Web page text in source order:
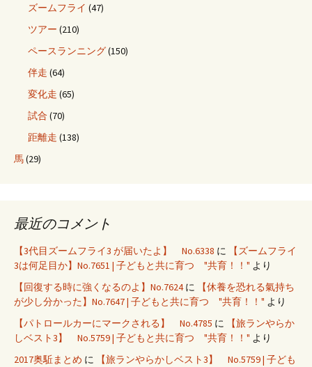
ズームフライ (47)
ツアー (210)
ペースランニング(150)
伴走 (64)
変化走 (65)
試合 (70)
距離走 (138)
馬(29)
最近のコメント
【3代目ズームフライ3 が届いたよ】 No.6338 に
【ズームフライ
3は何足目か】No.7651 | 子どもと共に育つ "共育！！" より
【回復する時に強くなるのよ】No.7624に
【休養を恐れる氣持ち
が少し分かった】No.7647 | 子どもと共に育つ "共育！！" より
【パトロールカーにマークされる】 No.4785 に
【旅ランやらか
しベスト3】 No.5759 | 子どもと共に育つ "共育！！" より
2017奥駈まとめ に
【旅ランやらかしベスト3】 No.5759 | 子ども